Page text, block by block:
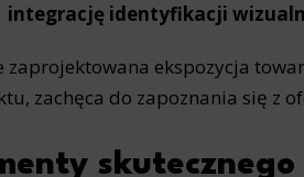
this group.
used to personalize your use of our website and to
integrację identyfikacji
zaprojektowana ekspozycja
zachęca do zapoznania się z